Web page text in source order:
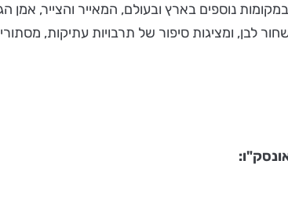
נוספים בארץ ובעולם, המאייר והצייר, אמן
שחור לבן, ומציגות סיפור של תרבויות עתיקות,